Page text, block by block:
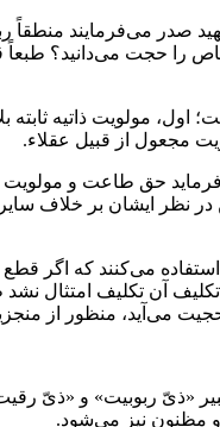
صدر می‌فرمایند منطقاً
را حجت می‌دانید؟
مولویت ذاتیه
مجعول از قبیل عقلاء.
حق طاعت و
در نظر ایشان بر
می‌کنند که اگر قطع
آن تکلیف امتثال
می‌آید، منظور از
«ذیّ ربوبیت» و
مظنون نیز می‌شود.